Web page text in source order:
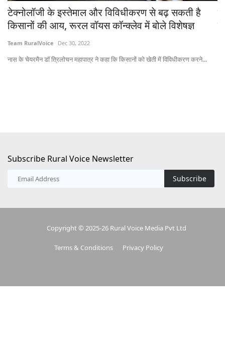
टेक्नोलॉजी के इस्तेमाल और विविधीकरण से बढ़ सकती है
किसानों की आय, रूरल वॉयस कॉन्क्लेव में बोले विशेषज्ञ
Team RuralVoice Dec 30, 2022
नास के चेयरमैन डॉ त्रिलोचन महापात्र ने कहा कि किसानों को खेती में विविधीकरण करने...
Subscribe Rural Voice Newsletter
Subscribe
Copyright © 2025-26 Rural Voice Media Pvt Ltd
Terms & Conditions Privacy Policy